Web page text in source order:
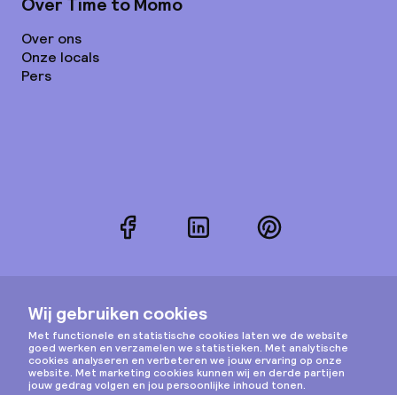
Over ons
Onze locals
Pers
FacebookLinkedInPinterest
Instagram